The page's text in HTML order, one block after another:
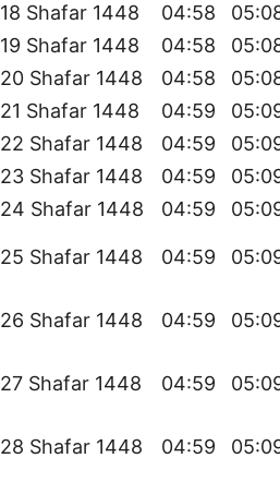
18 Shafar 1448 04:58
19 Shafar 1448 04:58
20 Shafar 1448 04:58
21 Shafar 1448 04:59
22 Shafar 1448 04:59
23 Shafar 1448 04:59
24 Shafar 1448 04:59
25 Shafar 1448 04:59
26 Shafar 1448 04:59
27 Shafar 1448 04:59
28 Shafar 1448 04:59